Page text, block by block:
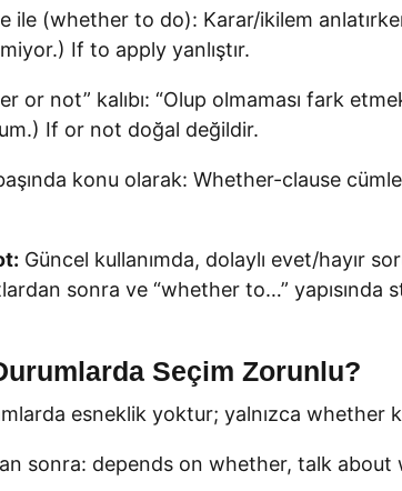
ile (whether to do): Karar/ikilem
If to apply yanlıştır.
or not” kalıbı: “Olup olmaması fark
If or not doğal değildir.
konu olarak: Whether-clause
Güncel kullanımda, dolaylı evet/hayır
sonra ve “whether to…” yapısında
Seçim Zorunlu?
esneklik yoktur; yalnızca whether
sonra: depends on whether, talk